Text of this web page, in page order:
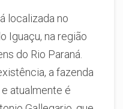
localizada no
Iguaçu, na região
do Rio Paraná.
a fazenda
atualmente é